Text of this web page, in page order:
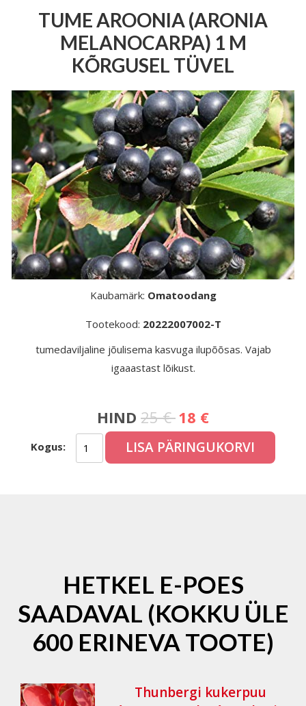
TUME AROONIA (ARONIA
MELANOCARPA) 1 M
KÕRGUSEL TÜVEL
Kaubamärk: Omatoodang
Tootekood: 20222007002-T
tumedaviljaline jõulisema kasvuga ilupõõsas. Vajab
igaaastast lõikust.
HIND 25 €18 €
Kogus: LISA PÄRINGUKORVI
HETKEL E-POES
SAADAVAL (KOKKU ÜLE
600 ERINEVA TOOTE)
Thunbergi kukerpuu